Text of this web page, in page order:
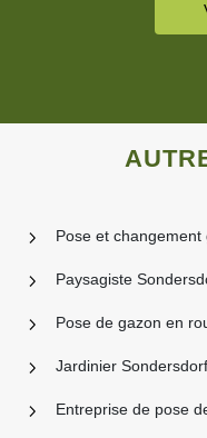
Pose et
Paysagiste
Pose de gazon en
Jardinier Sondersdorf
Entreprise de pose